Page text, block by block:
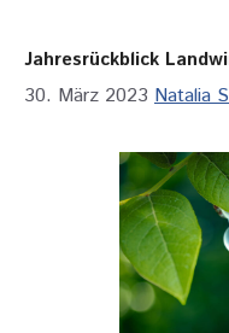
Jahresrückblick
30. März 2023 Natalia